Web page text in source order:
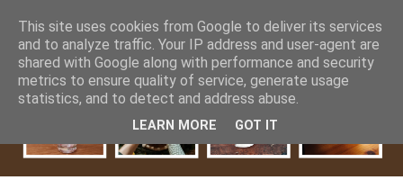
This site uses cookies from Google to deliver its services
and to analyze traffic. Your IP address and user-agent are
shared with Google along with performance and security
metrics to ensure quality of service, generate usage
statistics, and to detect and address abuse.
LEARN MORE GOT IT